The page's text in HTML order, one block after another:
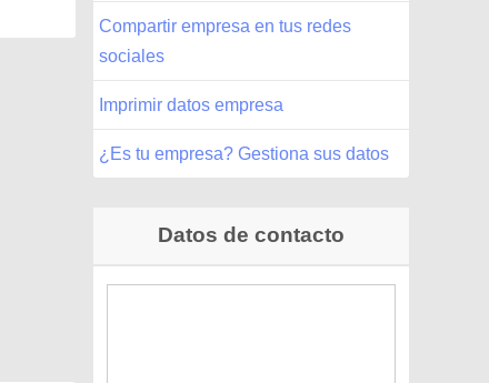
Compartir empresa en tus redes
sociales
Imprimir datos empresa
¿Es tu empresa? Gestiona sus datos
Datos de contacto